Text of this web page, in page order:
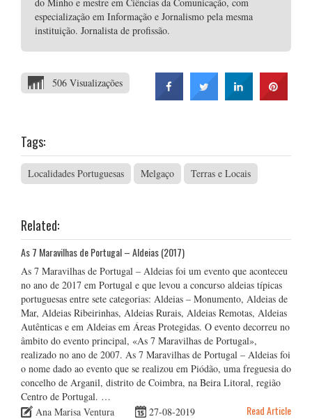
especialização em Informação e Jornalismo pela mesma
instituição. Jornalista de profissão.
506 Visualizações
Tags:
Localidades Portuguesas Melgaço Terras e Locais
Related:
As 7 Maravilhas de Portugal – Aldeias (2017)
As 7 Maravilhas de Portugal – Aldeias foi um evento que aconteceu
no ano de 2017 em Portugal e que levou a concurso aldeias típicas
portuguesas entre sete categorias: Aldeias – Monumento, Aldeias de
Mar, Aldeias Ribeirinhas, Aldeias Rurais, Aldeias Remotas, Aldeias
Autênticas e em Aldeias em Áreas Protegidas. O evento decorreu no
âmbito do evento principal, «As 7 Maravilhas de Portugal»,
realizado no ano de 2007. As 7 Maravilhas de Portugal – Aldeias foi
o nome dado ao evento que se realizou em Piódão, uma freguesia do
concelho de Arganil, distrito de Coimbra, na Beira Litoral, região
Centro de Portugal. …
Ana Marisa Ventura
27-08-2019 Read Article